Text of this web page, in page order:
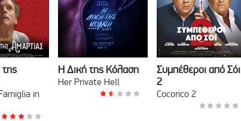
της
in
Η Δική της Κόλαση
Her Private Hell
Συμπέθεροι από Σόι
2
Cocorico 2